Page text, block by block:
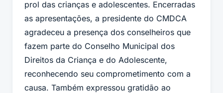
prol das crianças e adolescentes. Encerradas
as apresentações, a presidente do CMDCA
agradeceu a presença dos conselheiros que
fazem parte do Conselho Municipal dos
Direitos da Criança e do Adolescente,
reconhecendo seu comprometimento com a
causa. Também expressou gratidão ao